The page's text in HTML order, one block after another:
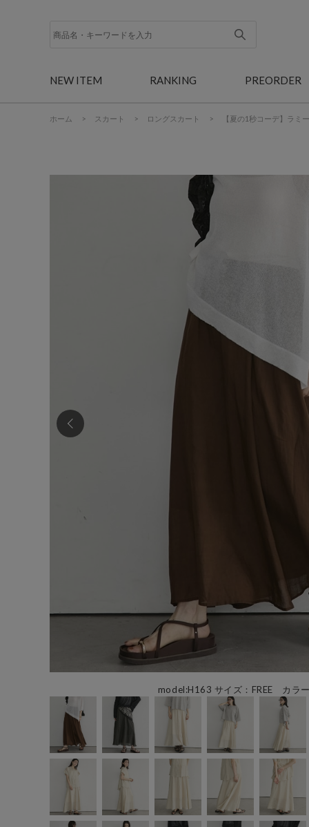
NEW ITEM RANKING PREORDER
ホーム > スカート > ロングスカート > 【夏の1秒コーデ】ラミ
model:H163 サイズ：FREE カラ